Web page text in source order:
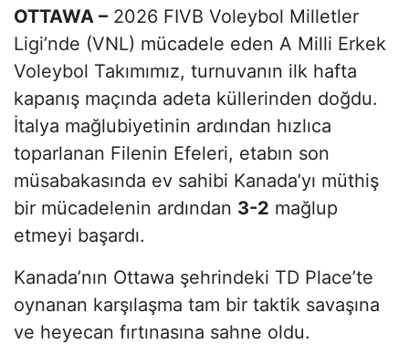
OTTAWA – 2026 FIVB Voleybol Milletler
Ligi’nde (VNL) mücadele eden A Milli Erkek
Voleybol Takımımız, turnuvanın ilk hafta
kapanış maçında adeta küllerinden doğdu.
İtalya mağlubiyetinin ardından hızlıca
toparlanan Filenin Efeleri, etabın son
müsabakasında ev sahibi Kanada’yı müthiş
bir mücadelenin ardından 3-2 mağlup
etmeyi başardı.
Kanada’nın Ottawa şehrindeki TD Place’te
oynanan karşılaşma tam bir taktik savaşına
ve heyecan fırtınasına sahne oldu.